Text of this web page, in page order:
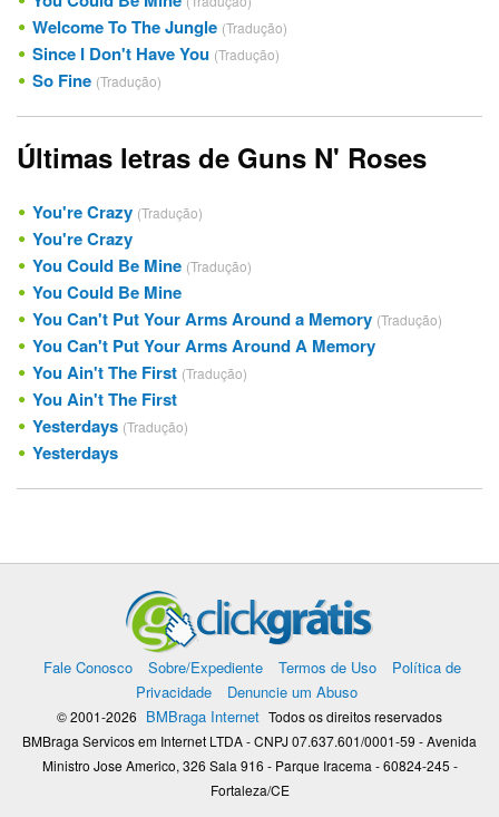
Welcome To The Jungle (Tradução)
Since I Don't Have You (Tradução)
So Fine (Tradução)
Últimas letras de Guns N' Roses
You're Crazy (Tradução)
You're Crazy
You Could Be Mine (Tradução)
You Could Be Mine
You Can't Put Your Arms Around a Memory (Tradução)
You Can't Put Your Arms Around A Memory
You Ain't The First (Tradução)
You Ain't The First
Yesterdays (Tradução)
Yesterdays
Fale Conosco Sobre/Expediente Termos de Uso
Política de
Privacidade
Denuncie um Abuso
© 2001-2026 BMBraga Internet Todos os direitos reservados
BMBraga Servicos em Internet LTDA - CNPJ 07.637.601/0001-59 - Avenida
Ministro Jose Americo, 326 Sala 916 - Parque Iracema - 60824-245 -
Fortaleza/CE